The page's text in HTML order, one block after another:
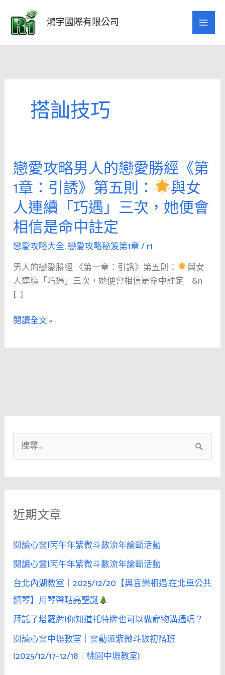
要
鴻宇國際有限公司
搭訕技巧
戀愛攻略男人的戀愛勝經《第
1章：引誘》第五則： 與女
人連續「巧遇」三次，她便會
相信是命中註定
戀愛攻略大全,戀愛攻略秘笈第1章/r1
男人的戀愛勝經 《第一章：引誘》第五則：
與女
人連續「巧遇」三次，她便會相信是命中註定 &n
[…]
戀
愛
攻
略
男
人
的
戀
愛
勝
經
《第
1
與
人
連
續
遇」
次，
她
便
會
相
信
是
命
中
閱讀全文 »
尋
關
字
近期文章
閱讀心靈|丙午年紫微斗數流年論斷活動
閱讀心靈|丙午年紫微斗數流年論斷活動
台北內湖教室｜2025/12/20【與音樂相遇.在北車公共
鋼琴】用琴聲點亮聖誕
拜託了塔羅牌|你知道托特牌也可以做寵物溝通嗎？
閱讀心靈中壢教室｜靈動派紫微斗數初階班
(2025/12/17–12/18｜桃園中壢教室)